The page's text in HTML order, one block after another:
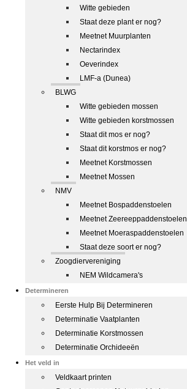
Witte gebieden
Staat deze plant er nog?
Meetnet Muurplanten
Nectarindex
Oeverindex
LMF-a (Dunea)
BLWG
Witte gebieden mossen
Witte gebieden korstmossen
Staat dit mos er nog?
Staat dit korstmos er nog?
Meetnet Korstmossen
Meetnet Mossen
NMV
Meetnet Bospaddenstoelen
Meetnet Zeereeppaddenstoelen
Meetnet Moeraspaddenstoelen
Staat deze soort er nog?
Zoogdiervereniging
NEM Wildcamera's
Determineren
Eerste Hulp Bij Determineren
Determinatie Vaatplanten
Determinatie Korstmossen
Determinatie Orchideeën
Het veld in
Veldkaart printen